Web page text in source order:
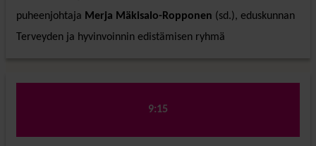
puheenjohtaja Merja Mäkisalo-Ropponen (sd.), eduskunnan
Terveyden ja hyvinvoinnin edistämisen ryhmä
9:15